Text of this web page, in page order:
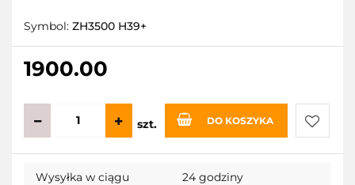
Symbol: ZH3500 H39+
1900.00
szt. DO KOSZYKA
Do
Wysyłka w ciągu 24 godziny